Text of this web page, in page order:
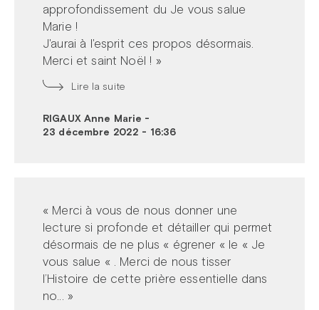
approfondissement du Je vous salue
Marie !
J'aurai à l'esprit ces propos désormais.
Merci et saint Noël ! »
Lire la suite
RIGAUX Anne Marie -
23 décembre 2022 - 16:36
« Merci à vous de nous donner une
lecture si profonde et détailler qui permet
désormais de ne plus « égrener « le « Je
vous salue « . Merci de nous tisser
l’Histoire de cette prière essentielle dans
no... »